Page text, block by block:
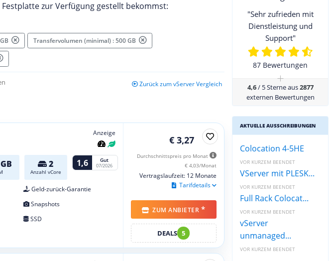
zur Verfügung gestellt bekommst:
Transfervolumen (minimal) : 500 GB
Zurück zum vServer Vergleich
Anzeige
2
Anzahl vCore
1,6 Gut
07/2026
Geld-zurück-Garantie
Snapshots
SSD
€ 3,27
Durchschnittspreis pro Monat
€ 4,03/Monat
Vertragslaufzeit: 12 Monate
Tarifdetails
ZUM ANBIETER *
DEALS 5
"Sehr zufrieden mit
Dienstleistung und
Support"
87 Bewertungen
+
4,6/ 5 Sterne aus2877
externen Bewertungen
AKTUELLE AUSSCHREIBUNGEN
Colocation 4-5HE
VOR KURZEM BEENDET
VServer mit PLESK...
VOR KURZEM BEENDET
Full Rack Colocat...
VOR KURZEM BEENDET
vServer
unmanaged...
VOR KURZEM BEENDET